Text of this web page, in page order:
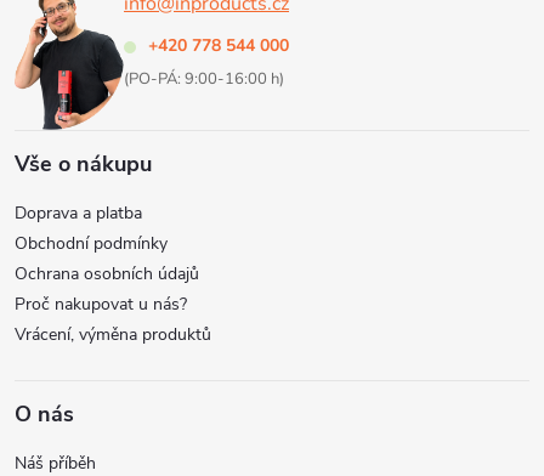
v
k
y
ý
p
i
u
+420 778 544 000
(PO-PÁ: 9:00-16:00 h)
Vše o nákupu
Doprava a platba
Obchodní podmínky
Ochrana osobních údajů
Proč nakupovat u nás?
Vrácení, výměna produktů
O nás
Náš příběh